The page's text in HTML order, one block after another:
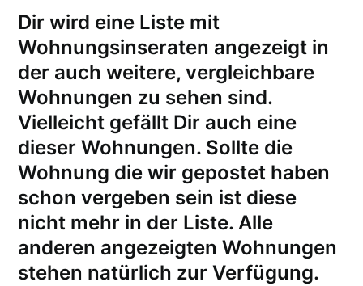
Dir wird eine Liste mit
Wohnungsinseraten angezeigt in
der auch weitere, vergleichbare
Wohnungen zu sehen sind.
Vielleicht gefällt Dir auch eine
dieser Wohnungen. Sollte die
Wohnung die wir gepostet haben
schon vergeben sein ist diese
nicht mehr in der Liste. Alle
anderen angezeigten Wohnungen
stehen natürlich zur Verfügung.